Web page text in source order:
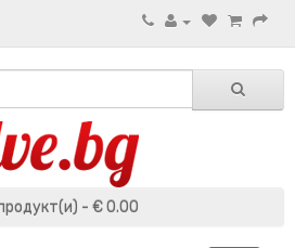
- € 0.00